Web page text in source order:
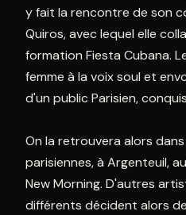
y fait la rencontre de son
Quiros, avec lequel elle
formation Fiesta Cubana.
femme à la voix soul et
d'un public Parisien,
On la retrouvera alors
parisiennes, à Argenteuil,
New Morning. D'autres
différents décident alors